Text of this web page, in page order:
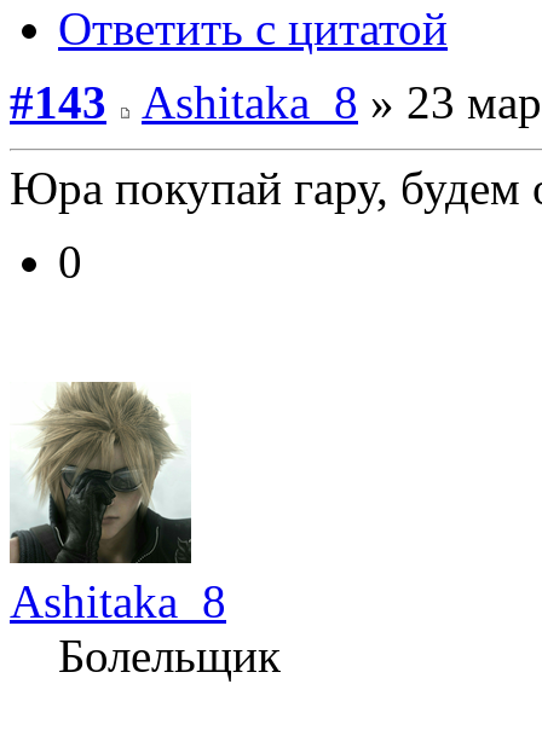
Ответить с цитатой
#143
Ashitaka_8 » 23
Юра покупай гару, будем
0
Ashitaka_8
Болельщик